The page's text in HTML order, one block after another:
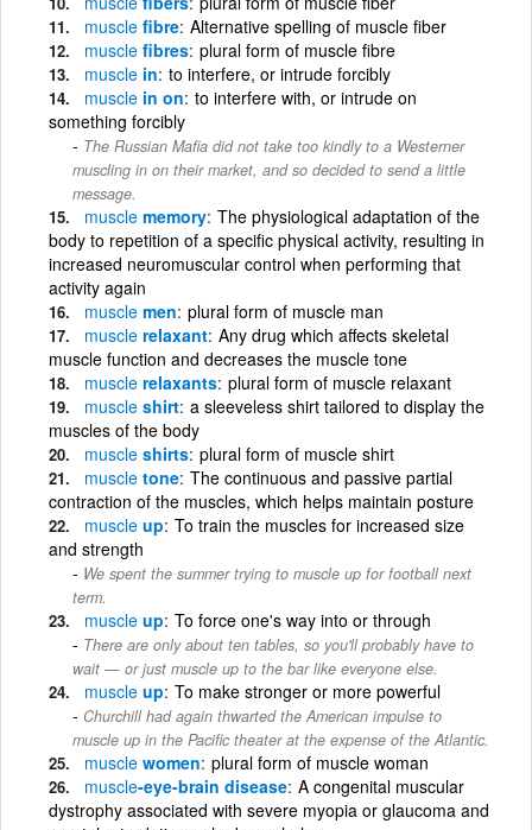
muscle fibre Alternative spelling of muscle fiber
muscle fibres plural form of muscle fibre
muscle in to interfere, or intrude forcibly
muscle in on to interfere with, or intrude on
something forcibly
The Russian Mafia did not take too kindly to a Westerner
muscling in on their market, and so decided to send a little
message.
muscle memory The physiological adaptation of the
body to repetition of a specific physical activity, resulting in
increased neuromuscular control when performing that
activity again
muscle men plural form of muscle man
muscle relaxant Any drug which affects skeletal
muscle function and decreases the muscle tone
muscle relaxants plural form of muscle relaxant
muscle shirt a sleeveless shirt tailored to display the
muscles of the body
muscle shirts plural form of muscle shirt
muscle tone The continuous and passive partial
contraction of the muscles, which helps maintain posture
muscle up To train the muscles for increased size
and strength
We spent the summer trying to muscle up for football next
term.
muscle up To force one's way into or through
There are only about ten tables, so you'll probably have to
wait — or just muscle up to the bar like everyone else.
muscle up To make stronger or more powerful
Churchill had again thwarted the American impulse to
muscle up in the Pacific theater at the expense of the Atlantic.
muscle women plural form of muscle woman
muscle-eye-brain disease A congenital muscular
dystrophy associated with severe myopia or glaucoma and